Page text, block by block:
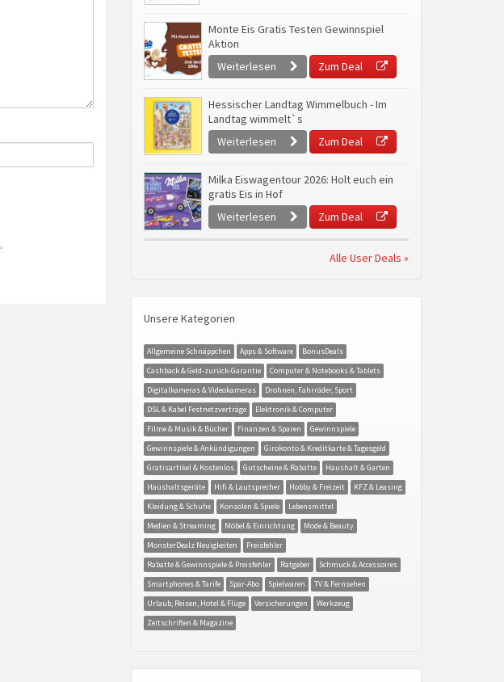
.
Monte Eis Gratis Testen Gewinnspiel
Aktion
Weiterlesen
Zum Deal
Hessischer Landtag Wimmelbuch - Im
Landtag wimmelt`s
Weiterlesen
Zum Deal
Milka Eiswagentour 2026: Holt euch ein
gratis Eis in Hof
Weiterlesen
Zum Deal
Alle User Deals »
Unsere Kategorien
Allgemeine Schnäppchen Apps & Software
BonusDeals
Cashback & Geld-zurück-Garantie
Computer & Notebooks & Tablets
Digitalkameras & Videokameras
Drohnen, Fahrräder, Sport
DSL & Kabel Festnetzverträge
Elektronik & Computer
Filme & Musik & Bücher
Finanzen & Sparen
Gewinnspiele
Gewinnspiele & Ankündigungen
Girokonto & Kreditkarte & Tagesgeld
Gratisartikel & Kostenlos
Gutscheine & Rabatte
Haushalt & Garten
Haushaltsgeräte
Hifi & Lautsprecher Hobby & Freizeit
KFZ & Leasing
Kleidung & Schuhe
Konsolen & Spiele
Lebensmittel
Medien & Streaming
Möbel & Einrichtung
Mode & Beauty
MonsterDealz Neuigkeiten
Preisfehler
Rabatte & Gewinnspiele & Preisfehler
Ratgeber
Schmuck & Accessoires
Smartphones & Tarife
Spar-Abo Spielwaren
TV & Fernsehen
Urlaub, Reisen, Hotel & Flüge
Versicherungen
Werkzeug
Zeitschriften & Magazine